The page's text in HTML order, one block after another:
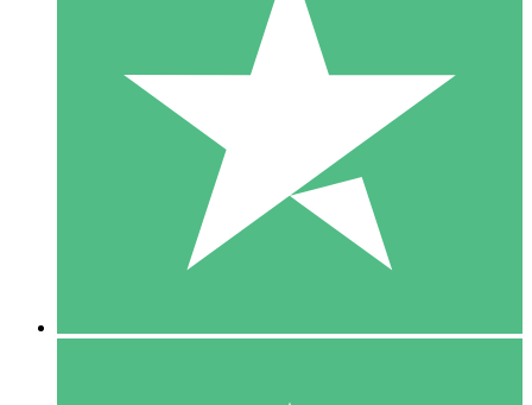
Individuelle Credit-Pakete
Zahlen Sie nach Bedarf mit Download-Credits. Keine
monatliche Verpflichtung erforderlich.
10 00